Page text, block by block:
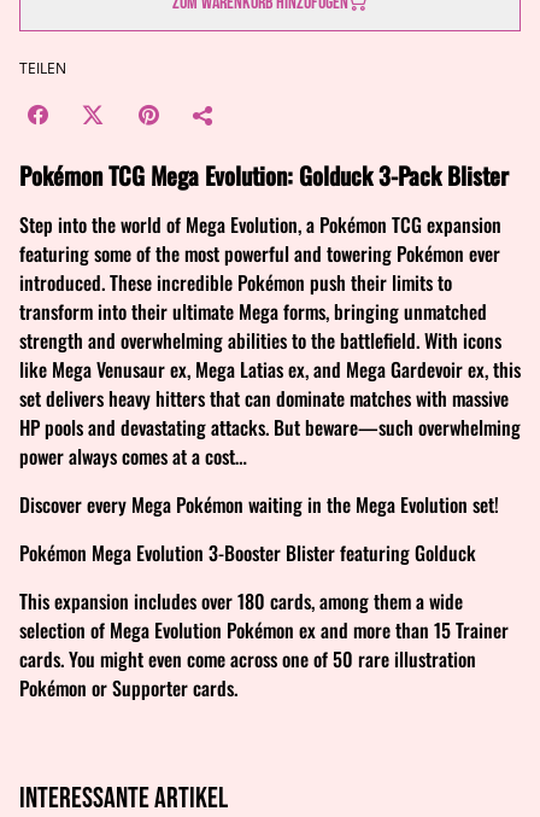
TEILEN
Pokémon TCG Mega Evolution: Golduck 3-Pack Blister
Step into the world of Mega Evolution, a Pokémon TCG expansion
featuring some of the most powerful and towering Pokémon ever
introduced. These incredible Pokémon push their limits to
transform into their ultimate Mega forms, bringing unmatched
strength and overwhelming abilities to the battlefield. With icons
like Mega Venusaur ex, Mega Latias ex, and Mega Gardevoir ex, this
set delivers heavy hitters that can dominate matches with massive
HP pools and devastating attacks. But beware—such overwhelming
power always comes at a cost…
Discover every Mega Pokémon waiting in the Mega Evolution set!
Pokémon Mega Evolution 3-Booster Blister featuring Golduck
This expansion includes over 180 cards, among them a wide
selection of Mega Evolution Pokémon ex and more than 15 Trainer
cards. You might even come across one of 50 rare illustration
Pokémon or Supporter cards.
Interessante artikel